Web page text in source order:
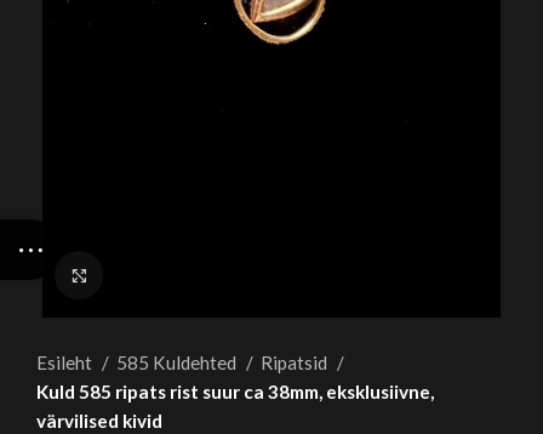
Esileht 585 Kuldehted
Ripatsid
Kuld 585 ripats rist suur ca 38mm, eksklusiivne,
värvilised kivid